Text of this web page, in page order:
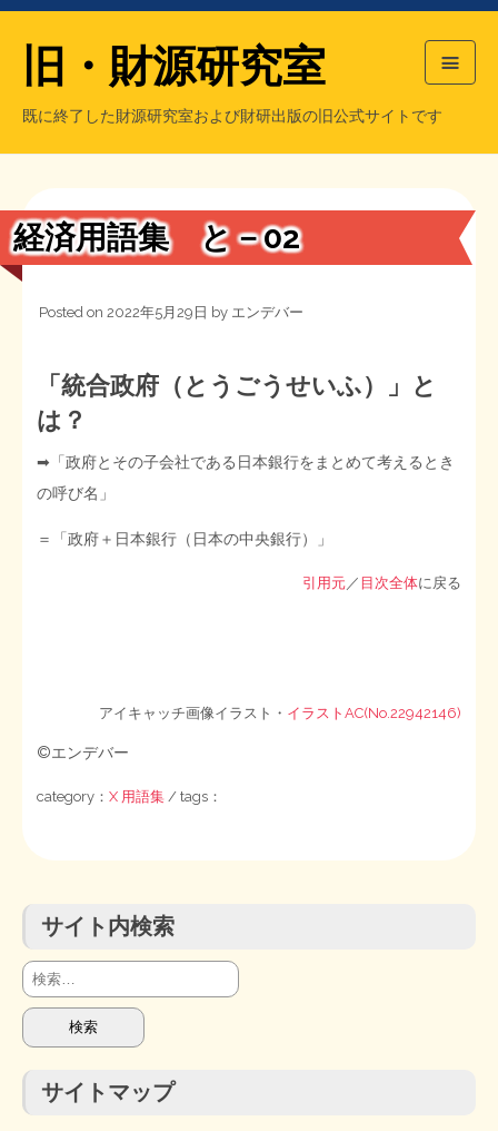
【国の、本当の】財源チラシ／旧・財源研究室
シン財源はあなたです／合同誌／旧・サブカル分室
日本経済を解説するヤンキー／MIHANAマンガ／旧・財研出版
もっと知りたい方へ
マネクリ戦士 RED & BLACK
MMTの学習資料
STOPインボイス作品集
旧・財源研究室
既に終了した財源研究室および財研出版の旧公式サイトです
旧・財源研究室について
チラシ発行部数
会計報告
旧・財研出版について
会計報告
経済用語集 と－02
Posted on 2022年5月29日 by エンデバー
「統合政府（とうごうせいふ）」と
は？
➡︎「政府とその子会社である日本銀行をまとめて考えるとき
の呼び名」
＝「政府＋日本銀行（日本の中央銀行）」
引用元／ 目次全体に戻る
アイキャッチ画像イラスト・ イラストAC(No.22942146)
©エンデバー
category：X 用語集 / tags：
サイト内検索
検
索:
サイトマップ